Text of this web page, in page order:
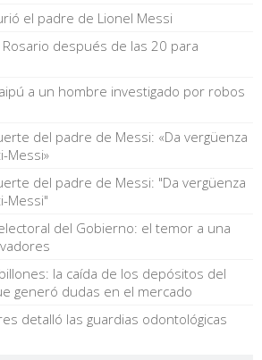
el padre de Lionel Messi
Rosario después de las 20 para
a un hombre investigado por robos
del padre de Messi: «Da vergüenza
Messi»
del padre de Messi: "Da vergüenza
Messi"
del Gobierno: el temor a una
la caída de los depósitos del
generó dudas en el mercado
detalló las guardias odontológicas